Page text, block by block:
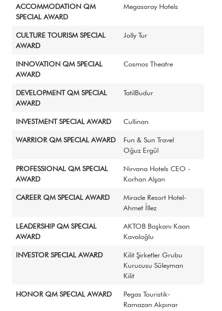
ACCOMMODATION QM
SPECIAL AWARD
Megasaray Hotels
CULTURE TOURISM SPECIAL
AWARD
Jolly Tur
INNOVATION QM SPECIAL
AWARD
Cosmos Theatre
DEVELOPMENT QM SPECIAL
AWARD
TatilBudur
INVESTMENT SPECIAL AWARD Cullinan
WARRIOR QM SPECIAL AWARD
Fun & Sun Travel
Oğuz Ergül
PROFESSIONAL QM SPECIAL
AWARD
Nirvana Hotels CEO -
Korhan Alşan
CAREER QM SPECIAL AWARD
Miracle Resort Hotel-
Ahmet İllez
LEADERSHIP QM SPECIAL
AWARD
AKTOB Başkanı Kaan
Kavaloğlu
INVESTOR SPECIAL AWARD
Kilit Şirketler Grubu
Kurucusu Süleyman
Kilit
HONOR QM SPECIAL AWARD
Pegas Touristik-
Ramazan Akpınar